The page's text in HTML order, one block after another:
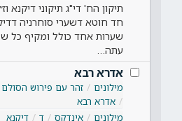
תיקון הח' די"ג תיקוני דיקנא
חד חוטא דשערי סוחרניה
שערות אחד כולל ומקיף כל
עתה…
אדרא רבא
מילונים זהר עם פירוש הסולם
אדרא רבא
מילונים
אינדקס ד
דיקנא